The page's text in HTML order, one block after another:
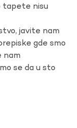
tapete nisu
javite nam
gde smo
nam
se da u sto